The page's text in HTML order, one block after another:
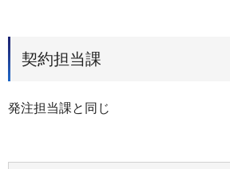
契約担当課
発注担当課と同じ